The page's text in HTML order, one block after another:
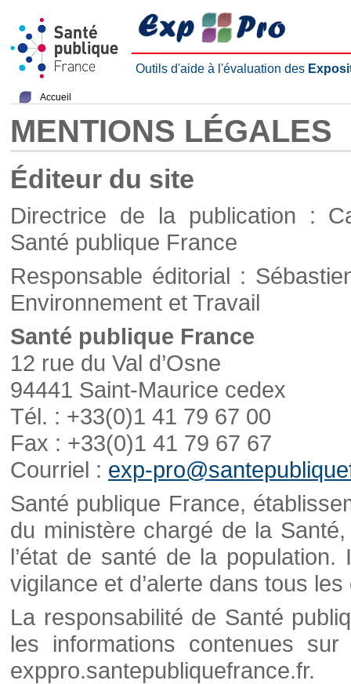
Outils d'aide à l'évaluation des
Accueil
MENTIONS LÉGALES
Éditeur du site
Directrice de la publication :
Santé publique France
Responsable éditorial :
Environnement et Travail
Santé publique France
12 rue du Val d’Osne
94441 Saint-Maurice cedex
Tél. : +33(0)1 41 79 67 00
Fax : +33(0)1 41 79 67 67
Courriel : exp-
Santé publique France,
du ministère chargé de la
l’état de santé de la
vigilance et d’alerte dans tous
La responsabilité de Santé
les informations contenues
exppro.santepubliquefrance.fr.